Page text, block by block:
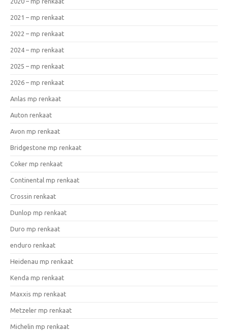
2021 – mp renkaat
2022 – mp renkaat
2024 – mp renkaat
2025 – mp renkaat
2026 – mp renkaat
Anlas mp renkaat
Auton renkaat
Avon mp renkaat
Bridgestone mp renkaat
Coker mp renkaat
Continental mp renkaat
Crossin renkaat
Dunlop mp renkaat
Duro mp renkaat
enduro renkaat
Heidenau mp renkaat
Kenda mp renkaat
Maxxis mp renkaat
Metzeler mp renkaat
Michelin mp renkaat